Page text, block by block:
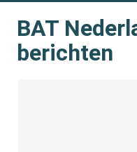
BAT
berichten